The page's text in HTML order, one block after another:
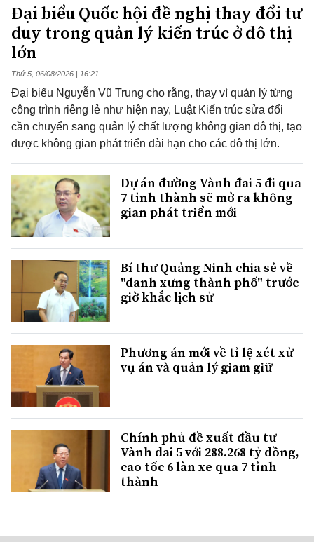
Đại biểu Quốc hội đề nghị thay đổi tư
duy trong quản lý kiến trúc ở đô thị
lớn
Thứ 5, 06/08/2026 | 16:21
Đại biểu Nguyễn Vũ Trung cho rằng, thay vì quản lý từng
công trình riêng lẻ như hiện nay, Luật Kiến trúc sửa đổi
cần chuyển sang quản lý chất lượng không gian đô thị, tạo
được không gian phát triển dài hạn cho các đô thị lớn.
Dự án đường Vành đai 5 đi qua
7 tỉnh thành sẽ mở ra không
gian phát triển mới
Bí thư Quảng Ninh chia sẻ về
"danh xưng thành phố" trước
giờ khắc lịch sử
Phương án mới về tỉ lệ xét xử
vụ án và quản lý giam giữ
Chính phủ đề xuất đầu tư
Vành đai 5 với 288.268 tỷ đồng,
cao tốc 6 làn xe qua 7 tỉnh
thành